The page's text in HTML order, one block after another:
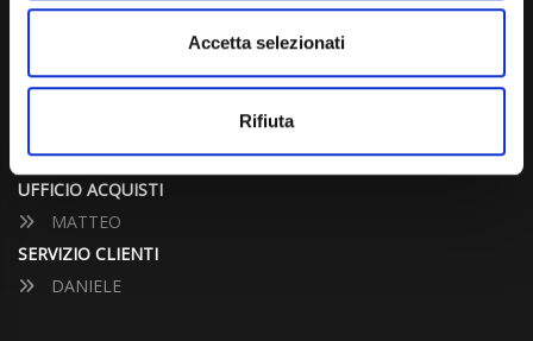
Accetta selezionati
Rifiuta
UFFICIO VENDITE
ALESSANDRO
UFFICIO ACQUISTI
MATTEO
SERVIZIO CLIENTI
DANIELE